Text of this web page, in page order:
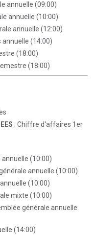
annuelle (09:00)
annuelle (10:00)
annuelle (12:00)
annuelle (14:00)
(18:00)
(18:00)
: Chiffre d'affaires 1er
(10:00)
annuelle (10:00)
(10:00)
mixte (10:00)
générale annuelle
(14:00)